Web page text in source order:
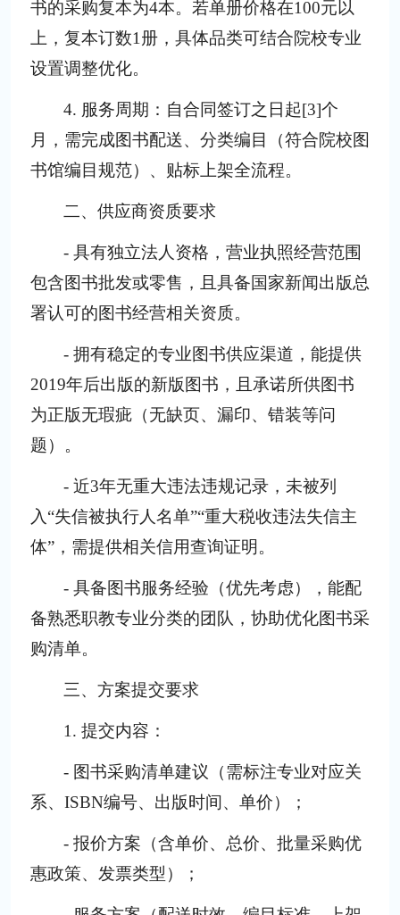
书的采购复本为4本。若单册价格在100元以
上，复本订数1 册 ， 具体品类可结合院校专业
设置调整优化。
4. 服务周期：自合同签订之日起[3]个
月，需完成图书配送、分类编目（符合院校图
书馆编目规范）、贴标上架全流程。
二、供应商资质要求
- 具有独立法人资格，营业执照经营范围
包含图书批发或零售，且具备国家新闻出版总
署认可的图书经营相关资质。
- 拥有稳定的专业图书供应渠道，能提供
2019年后出版的新版图书，且承诺所供图书
为正版无瑕疵（无缺页、漏印、错装等问
题）。
- 近3年无重大违法违规记录，未被列
入“失信被执行人名单”“重大税收违法失信主
体”，需提供相关信用查询证明。
- 具备图书服务经验（优先考虑），能配
备熟悉职教专业分类的团队，协助优化图书采
购清单。
三、方案提交要求
1. 提交内容：
- 图书采购清单建议（需标注专业对应关
系、ISBN编号、出版时间、单价）；
- 报价方案（含单价、总价、批量采购优
惠政策、发票类型）；